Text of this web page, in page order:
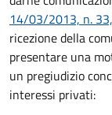
14/03/2013, n.
ricezione della
presentare una
un pregiudizio
interessi privati: